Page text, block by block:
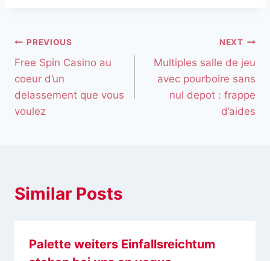
PREVIOUS
Free Spin Casino au
coeur d’un
delassement que vous
voulez
NEXT
Multiples salle de jeu
avec pourboire sans
nul depot : frappe
d’aides
Similar Posts
Palette weiters Einfallsreichtum